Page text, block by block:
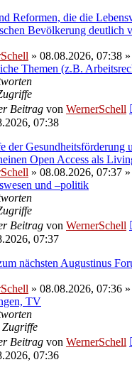
Reformen, die die
Bevölkerung deutlich
» 08.08.2026, 07:38
Themen (z.B.
Beitrag von WernerSchell
07:38
der Gesundheitsförderung
Open Access als
» 08.08.2026, 07:37
und –politik
Beitrag von WernerSchell
07:37
nächsten Augustinus
» 08.08.2026, 07:36
TV
Zugriffe
Beitrag von WernerSchell
07:36